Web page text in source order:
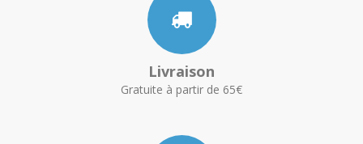
Livraison
Gratuite à partir de 65€